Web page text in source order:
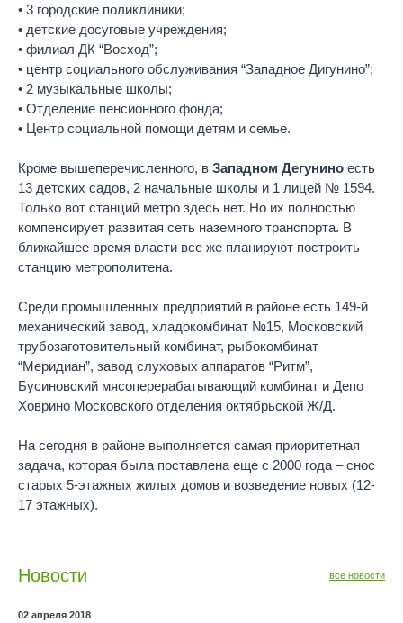
Новости все новости
02 апреля 2018
• 3 городские поликлиники;
• детские досуговые учреждения;
• филиал ДК “Восход”;
• центр социального обслуживания “Западное Дигунино”;
• 2 музыкальные школы;
• Отделение пенсионного фонда;
• Центр социальной помощи детям и семье.
Кроме вышеперечисленного, в Западном Дегунино есть
13 детских садов, 2 начальные школы и 1 лицей № 1594.
Только вот станций метро здесь нет. Но их полностью
компенсирует развитая сеть наземного транспорта. В
ближайшее время власти все же планируют построить
станцию метрополитена.
Среди промышленных предприятий в районе есть 149-й
механический завод, хладокомбинат №15, Московский
трубозаготовительный комбинат, рыбокомбинат
“Меридиан”, завод слуховых аппаратов “Ритм”,
Бусиновский мясоперерабатывающий комбинат и Депо
Ховрино Московского отделения октябрьской Ж/Д.
На сегодня в районе выполняется самая приоритетная
задача, которая была поставлена еще с 2000 года – снос
старых 5-этажных жилых домов и возведение новых (12-
17 этажных).